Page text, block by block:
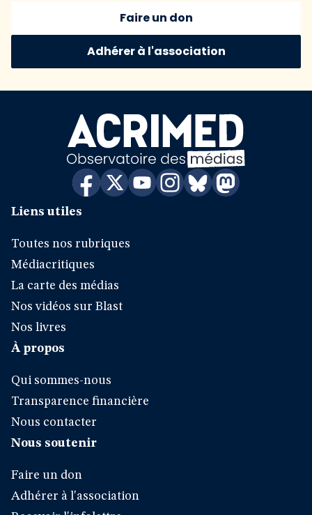
Faire un don
Adhérer à l'association
Liens utiles
Toutes nos rubriques
Médiacritiques
La carte des médias
Nos vidéos sur Blast
Nos livres
À propos
Qui sommes-nous
Transparence financière
Nous contacter
Nous soutenir
Faire un don
Adhérer à l'association